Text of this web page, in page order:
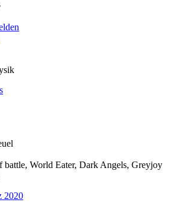
battle, World Eater, Dark Angels, Greyjoy
2020